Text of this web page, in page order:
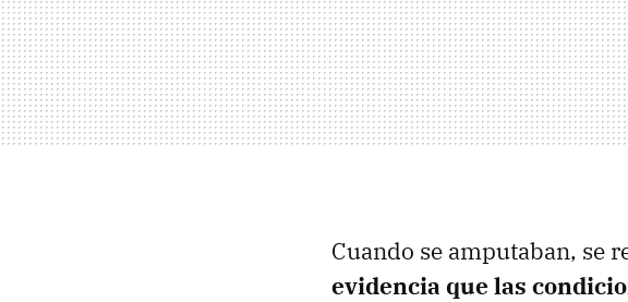
Cuando se amputaban, se
evidencia que las